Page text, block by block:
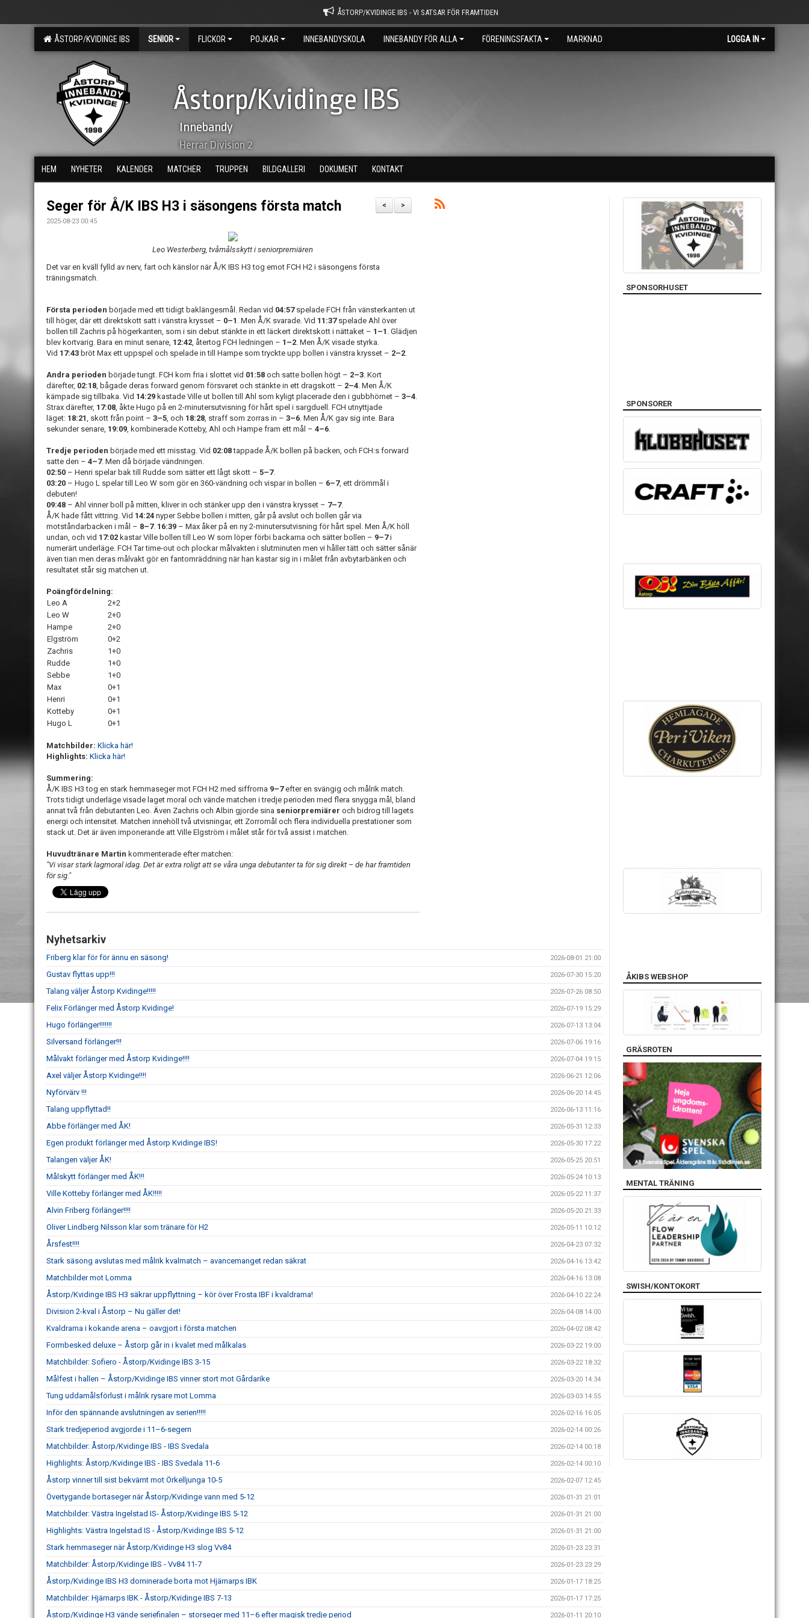
ÅSTORP/KVIDINGE IBS - VI SATSAR FÖR FRAMTIDEN
ÅSTORP/KVIDINGE IBS SENIOR FLICKOR POJKAR INNEBANDYSKOLA INNEBANDY FÖR ALLA FÖRENINGSFAKTA MARKNAD LOGGA IN
Åstorp/Kvidinge IBS
Innebandy
Herrar Division 2
HEM NYHETER KALENDER MATCHER TRUPPEN BILDGALLERI DOKUMENT KONTAKT
>
<
Seger för Å/K IBS H3 i säsongens första match
2025-08-23 00:45
Leo Westerberg, tvåmålsskytt i seniorpremiären
Det var en kväll fylld av nerv, fart och känslor när Å/K IBS H3 tog emot FCH H2 i säsongens första
träningsmatch.
Första perioden började med ett tidigt baklängesmål. Redan vid 04:57spelade FCH från vänsterkanten ut
till höger, där ett direktskott satt i vänstra krysset – 0–1 . Men Å/K svarade. Vid 11:37spelade Ahl över
bollen till Zachris på högerkanten, som i sin debut stänkte in ett läckert direktskott i nättaket – 1–1 . Glädjen
blev kortvarig. Bara en minut senare, 12:42, återtog FCH ledningen – 1–2. Men Å/K visade styrka.
Vid 17:43 bröt Max ett uppspel och spelade in till Hampe som tryckte upp bollen i vänstra krysset – 2–2.
Andra perioden började tungt. FCH kom fria i slottet vid 01:58 och satte bollen högt – 2–3. Kort
därefter, 02:18, bågade deras forward genom försvaret och stänkte in ett dragskott – 2–4. Men Å/K
kämpade sig tillbaka. Vid 14:29 kastade Ville ut bollen till Ahl som kyligt placerade den i gubbhörnet – 3–4.
Strax därefter, 17:08, åkte Hugo på en 2-minutersutvisning för hårt spel i sargduell. FCH utnyttjade
läget: 18:21, skott från point – 3–5, och 18:28, straff som zorras in – 3–6. Men Å/K gav sig inte. Bara
sekunder senare, 19:09, kombinerade Kotteby, Ahl och Hampe fram ett mål – 4–6.
Tredje perioden började med ett misstag. Vid 02:08tappade Å/K bollen på backen, och FCH:s forward
satte den – 4–7. Men då började vändningen.
02:50 – Henri spelar bak till Rudde som sätter ett lågt skott – 5–7.
03:20 – Hugo L spelar till Leo W som gör en 360-vändning och vispar in bollen – 6–7, ett drömmål i
debuten!
09:48 – Ahl vinner boll på mitten, kliver in och stänker upp den i vänstra krysset – 7–7.
Å/K hade fått vittring. Vid 14:24 nyper Sebbe bollen i mitten, går på avslut och bollen går via
motståndarbacken i mål – 8–7. 16:39 – Max åker på en ny 2-minutersutvisning för hårt spel. Men Å/K höll
undan, och vid 17:02 kastar Ville bollen till Leo W som löper förbi backarna och sätter bollen – 9–7i
numerärt underläge. FCH Tar time-out och plockar målvakten i slutminuten men vi håller tätt och sätter sånär
även tian men deras målvakt gör en fantomräddning när han kastar sig in i målet från avbytarbänken och
resultatet står sig matchen ut.
Poängfördelning:
Leo A
2+2
Leo W
2+0
Hampe
2+0
Elgström
0+2
Zachris
1+0
Rudde
1+0
Sebbe
1+0
Max
0+1
Henri
0+1
Kotteby
0+1
Hugo L
0+1
Matchbilder: Klicka här!
Highlights: Klicka här!
Summering:
Å/K IBS H3 tog en stark hemmaseger mot FCH H2 med siffrorna 9–7efter en svängig och målrik match.
Trots tidigt underläge visade laget moral och vände matchen i tredje perioden med flera snygga mål, bland
annat två från debutanten Leo. Även Zachris och Albin gjorde sina seniorpremiärer och bidrog till lagets
energi och intensitet. Matchen innehöll två utvisningar, ett Zorromål och flera individuella prestationer som
stack ut. Det är även imponerande att Ville Elgström i målet står för två assist i matchen.
Huvudtränare Martin kommenterade efter matchen:
"Vi visar stark lagmoral idag. Det är extra roligt att se våra unga debutanter ta för sig direkt – de har framtiden
för sig."
Nyhetsarkiv
Friberg klar för för ännu en säsong! 2026-08-01 21:00
Gustav flyttas upp!!! 2026-07-30 15:20
Talang väljer Åstorp Kvidinge!!!!! 2026-07-26 08:50
Felix Förlänger med Åstorp Kvidinge! 2026-07-19 15:29
Hugo förlänger!!!!!!! 2026-07-13 13:04
Silversand förlänger!!! 2026-07-06 19:16
Målvakt förlänger med Åstorp Kvidinge!!!! 2026-07-04 19:15
Axel väljer Åstorp Kvidinge!!!! 2026-06-21 12:06
Nyförvärv !!! 2026-06-20 14:45
Talang uppflyttad!! 2026-06-13 11:16
Abbe förlänger med ÅK! 2026-05-31 12:33
Egen produkt förlänger med Åstorp Kvidinge IBS! 2026-05-30 17:22
Talangen väljer ÅK! 2026-05-25 20:51
Målskytt förlänger med ÅK!!! 2026-05-24 10:13
Ville Kotteby förlänger med ÅK!!!!! 2026-05-22 11:37
Alvin Friberg förlänger!!!! 2026-05-20 21:33
Oliver Lindberg Nilsson klar som tränare för H2 2026-05-11 10:12
Årsfest!!!! 2026-04-23 07:32
Stark säsong avslutas med målrik kvalmatch – avancemanget redan säkrat 2026-04-16 13:42
Matchbilder mot Lomma 2026-04-16 13:08
Åstorp/Kvidinge IBS H3 säkrar uppflyttning – kör över Frosta IBF i kvaldrama! 2026-04-10 22:24
Division 2-kval i Åstorp – Nu gäller det! 2026-04-08 14:00
Kvaldrama i kokande arena – oavgjort i första matchen 2026-04-02 08:42
Formbesked deluxe – Åstorp går in i kvalet med målkalas 2026-03-22 19:00
Matchbilder: Sofiero - Åstorp/Kvidinge IBS 3-15 2026-03-22 18:32
Målfest i hallen – Åstorp/Kvidinge IBS vinner stort mot Gårdarike 2026-03-20 14:34
Tung uddamålsförlust i målrik rysare mot Lomma 2026-03-03 14:55
Inför den spännande avslutningen av serien!!!!! 2026-02-16 16:05
Stark tredjeperiod avgjorde i 11–6-segern 2026-02-14 00:26
Matchbilder: Åstorp/Kvidinge IBS - IBS Svedala 2026-02-14 00:18
Highlights: Åstorp/Kvidinge IBS - IBS Svedala 11-6 2026-02-14 00:10
Åstorp vinner till sist bekvämt mot Örkelljunga 10-5 2026-02-07 12:45
Övertygande bortaseger när Åstorp/Kvidinge vann med 5-12 2026-01-31 21:01
Matchbilder: Västra Ingelstad IS- Åstorp/Kvidinge IBS 5-12 2026-01-31 21:00
Highlights: Västra Ingelstad IS - Åstorp/Kvidinge IBS 5-12 2026-01-31 21:00
Stark hemmaseger när Åstorp/Kvidinge H3 slog Vv84 2026-01-23 23:31
Matchbilder: Åstorp/Kvidinge IBS - Vv84 11-7 2026-01-23 23:29
Åstorp/Kvidinge IBS H3 dominerade borta mot Hjärnarps IBK 2026-01-17 18:25
Matchbilder: Hjärnarps IBK - Åstorp/Kvidinge IBS 7-13 2026-01-17 17:25
Åstorp/Kvidinge H3 vände seriefinalen – storseger med 11–6 efter magisk tredje period 2026-01-11 20:10
SPONSORHUSET
SPONSORER
ÅKIBS WEBSHOP
GRÄSROTEN
MENTAL TRÄNING
SWISH/KONTOKORT